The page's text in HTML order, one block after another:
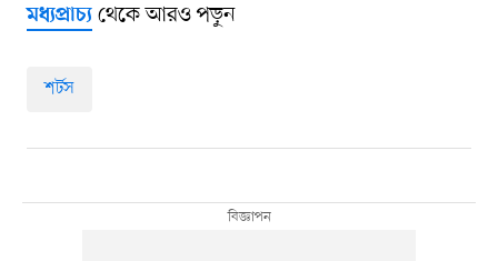
মধ্যপ্রাচ্যথেকে আরও পড়ুন
শর্টস